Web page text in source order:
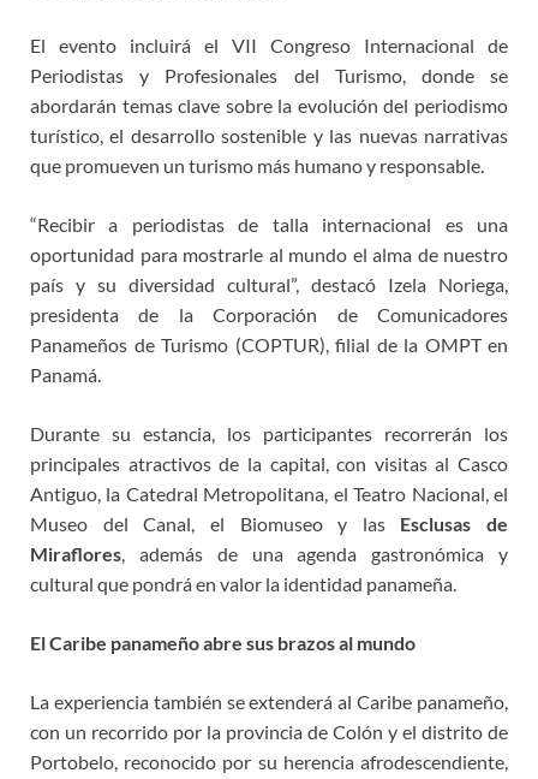
El evento incluirá el VII Congreso Internacional de
Periodistas y Profesionales del Turismo, donde se
abordarán temas clave sobre la evolución del periodismo
turístico, el desarrollo sostenible y las nuevas narrativas
que promueven un turismo más humano y responsable.
“Recibir a periodistas de talla internacional es una
oportunidad para mostrarle al mundo el alma de nuestro
país y su diversidad cultural”, destacó Izela Noriega,
presidenta de la Corporación de Comunicadores
Panameños de Turismo (COPTUR), filial de la OMPT en
Panamá.
Durante su estancia, los participantes recorrerán los
principales atractivos de la capital, con visitas al Casco
Antiguo, la Catedral Metropolitana, el Teatro Nacional, el
Museo del Canal, el Biomuseo y las Esclusas de
Miraflores, además de una agenda gastronómica y
cultural que pondrá en valor la identidad panameña.
El Caribe panameño abre sus brazos al mundo
La experiencia también se extenderá al Caribe panameño,
con un recorrido por la provincia de Colón y el distrito de
Portobelo, reconocido por su herencia afrodescendiente,